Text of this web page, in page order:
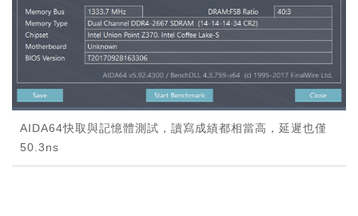
AIDA64快取與記憶體測試，讀寫成績都相當高，延遲也僅
50.3ns